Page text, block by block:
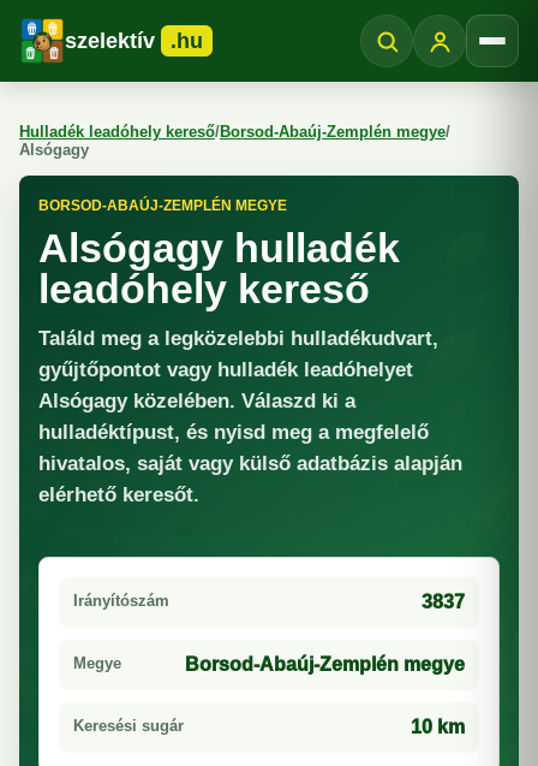
szelektív .hu
Hulladék leadóhely kereső/Borsod-Abaúj-Zemplén megye/
Alsógagy
BORSOD-ABAÚJ-ZEMPLÉN MEGYE
Alsógagy hulladék
leadóhely kereső
Találd meg a legközelebbi hulladékudvart,
gyűjtőpontot vagy hulladék leadóhelyet
Alsógagy közelében. Válaszd ki a
hulladéktípust, és nyisd meg a megfelelő
hivatalos, saját vagy külső adatbázis alapján
elérhető keresőt.
Irányítószám 3837
Megye Borsod-Abaúj-Zemplén megye
Keresési sugár 10 km